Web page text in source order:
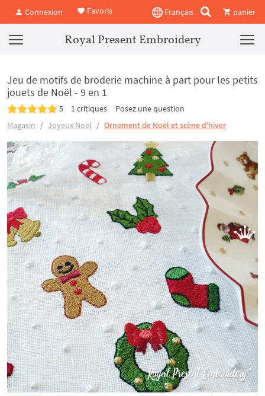
Connexion Favoris Français panier
Royal Present Embroidery
Jeu de motifs de broderie machine à part pour les petits
jouets de Noël - 9 en 1
5 1 critiques
Posez une question
Magasin
Joyeux Noël Ornement de Noël et scène d'hiver